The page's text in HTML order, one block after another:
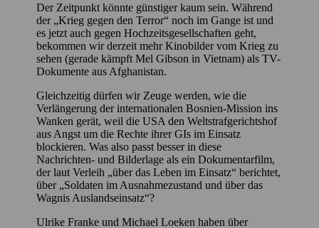
Der Zeitpunkt könnte günstiger kaum sein. Während
der „Krieg gegen den Terror“ noch im Gange ist und
es jetzt auch gegen Hochzeitsgesellschaften geht,
bekommen wir derzeit mehr Kinobilder vom Krieg zu
sehen (gerade kämpft Mel Gibson in Vietnam) als TV-
Dokumente aus Afghanistan.
Gleichzeitig dürfen wir Zeuge werden, wie die
Verlängerung der internationalen Bosnien-Mission ins
Wanken gerät, weil die USA den Weltstrafgerichtshof
aus Angst um die Rechte ihrer GIs im Einsatz
blockieren. Was also passt besser in diese
Nachrichten- und Bilderlage als ein Dokumentarfilm,
der laut Verleih „über das Leben im Einsatz“ berichtet,
über „Soldaten im Ausnahmezustand und über das
Wagnis Auslandseinsatz“?
Ulrike Franke und Michael Loeken haben über